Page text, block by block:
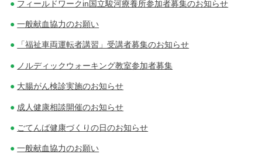
フィールドワークin国立駿河療養所参加者募集のお知らせ
一般献血協力のお願い
「福祉車両運転者講習」受講者募集のお知らせ
ノルディックウォーキング教室参加者募集
大腸がん検診実施のお知らせ
成人健康相談開催のお知らせ
ごてんば健康づくりの日のお知らせ
一般献血協力のお願い